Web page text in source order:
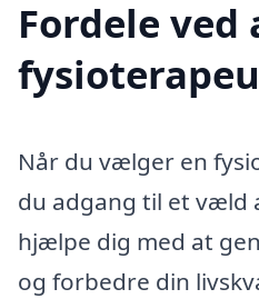
Fordele
Når du vælger en
du adgang til et væld
hjælpe dig med at
og forbedre din